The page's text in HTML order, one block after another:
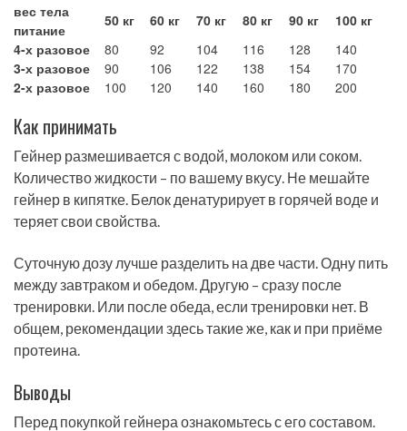
вес тела
питание
50 кг 60 кг 70 кг 80 кг 90 кг
100 кг
4-х разовое
80 92 104 116 128
140
3-х разовое
90 106 122 138 154
170
2-х разовое
100 120 140 160 180 200
Как принимать
Гейнер размешивается с водой, молоком или соком.
Количество жидкости – по вашему вкусу. Не мешайте
гейнер в кипятке. Белок денатурирует в горячей воде и
теряет свои свойства.
Суточную дозу лучше разделить на две части. Одну пить
между завтраком и обедом. Другую – сразу после
тренировки. Или после обеда, если тренировки нет. В
общем, рекомендации здесь такие же, как и при приёме
протеина.
Выводы
Перед покупкой гейнера ознакомьтесь с его составом.